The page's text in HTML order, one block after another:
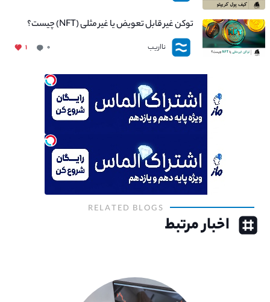
توکن غیر قابل تعویض یا غیر مثلی (NFT) چیست؟
نااریب ۰ ۱
RELATED BLOGS
اخبار مرتبط